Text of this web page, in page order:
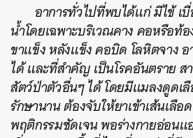
อาการทั่วไปที่พบได้แก่มีไข้เ
น้ำโดยเฉพาะบริเวณคางคอหรือท้อ
ขาแข็งหลังแข็งคอบิด โลหิตจาง
ได้และที่สำคัญเป็นโรคอันตรายส
สัตว์ป่าตัวอื่นๆได้ โดยมีแมลงดูดเ
รักษานานต้องจับให้ยาเข้าเส้นเลือด
พฤติกรรมชัดเจนพอร่างกายอ่อนแ